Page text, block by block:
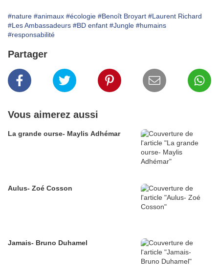
#nature #animaux #écologie #Benoît Broyart #Laurent Richard
#Les Ambassadeurs #BD enfant #Jungle #humains
#responsabilité
Partager
Vous aimerez aussi
La grande ourse- Maylis Adhémar
Aulus- Zoé Cosson
Jamais- Bruno Duhamel